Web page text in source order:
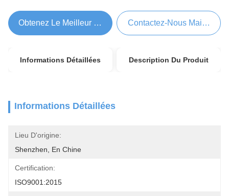
Obtenez Le Meilleur Prix Contactez-Nous Maintenant
Informations Détaillées Description Du Produit
Informations Détaillées
Lieu D'origine:
Shenzhen, En Chine
Certification:
ISO9001:2015